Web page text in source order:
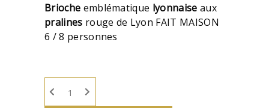
Brioche emblématique lyonnaise aux
pralines rouge de Lyon FAIT MAISON
6 / 8 personnes